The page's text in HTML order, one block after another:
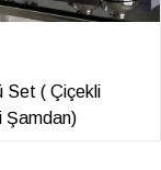
Set ( Çiçekli
Şamdan)